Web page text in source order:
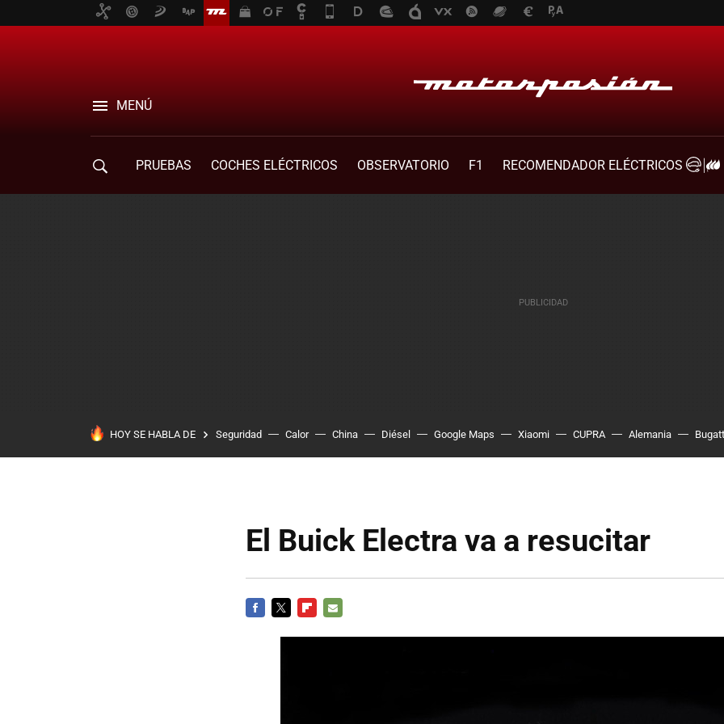
MENÚ
PRUEBAS COCHES ELÉCTRICOS OBSERVATORIO F1
RECOMENDADOR ELÉCTRICOS
HOY SE HABLA DE Seguridad Calor China Diésel Google Maps Xiaomi CUPRA Alemania
El Buick Electra va a resucitar